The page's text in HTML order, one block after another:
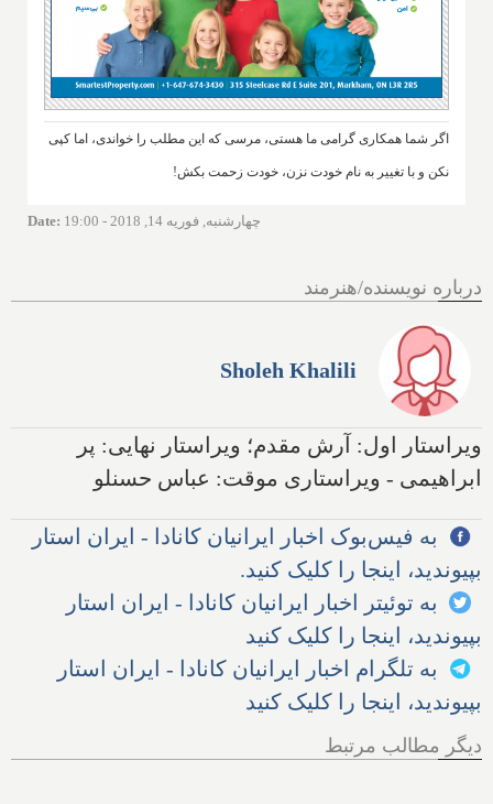
اگر شما همکاری گرامی ما هستی، مرسی که این مطلب را خواندی، اما کپی
نکن و با تغییر به نام خودت نزن، خودت زحمت بکش!
Date: چهارشنبه, فوریه 14, 2018 - 19:00
درباره نویسنده/هنرمند
Sholeh Khalili
ویراستار اول: آرش مقدم؛ ویراستار نهایی: پر
ابراهیمی - ویراستاری موقت: عباس حسنلو
به فیس‌بوک اخبار ایرانیان کانادا - ایران استار
بپیوندید، اینجا را کلیک کنید.
به توئیتر اخبار ایرانیان کانادا - ایران استار
بپیوندید، اینجا را کلیک کنید
به تلگرام اخبار ایرانیان کانادا - ایران استار
بپیوندید، اینجا را کلیک کنید
دیگر مطالب مرتبط